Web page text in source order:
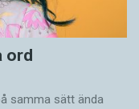
ord
samma sätt ända